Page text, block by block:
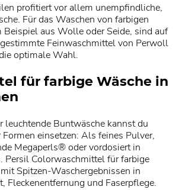
profitiert vor allem unempfindliche,
Für das Waschen von farbigen
Beispiel aus Wolle oder Seide, sind auf
Feinwaschmittel von Perwoll
optimale Wahl.
für farbige Wäsche in
leuchtende Buntwäsche kannst du
einsetzen: Als feines Pulver,
Megaperls® oder vordosiert in
Persil Colorwaschmittel für farbige
Spitzen-Waschergebnissen in
Fleckenentfernung und Faserpflege.